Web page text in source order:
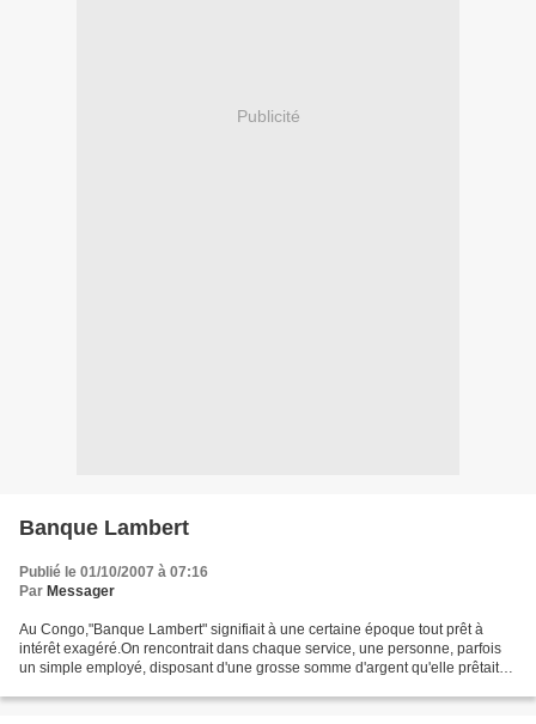
Publicité
Banque Lambert
Publié le 01/10/2007 à 07:16
Par Messager
Au Congo,"Banque Lambert" signifiait à une certaine époque tout prêt à
intérêt exagéré.On rencontrait dans chaque service, une personne, parfois
un simple employé, disposant d'une grosse somme d'argent qu'elle prêtait